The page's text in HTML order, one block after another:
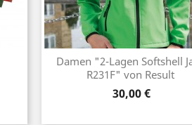
Damen "2-Lagen Softshell
R231F" von Result
Preis
30,00 €